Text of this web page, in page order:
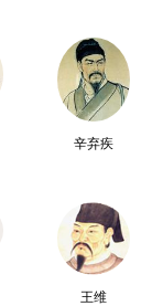
辛弃疾
王维